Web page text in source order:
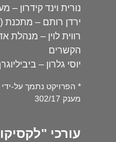
נורית וינד קידרון –
ירדן רותם – מתכנת (ב-2019-
רווית לוין – מנהלת
הקשרים
יוסי גלרון –
* הפרויקט נתמך על-
מענק 302/17
עורכי